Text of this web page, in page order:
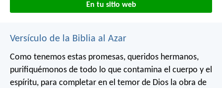
En tu sitio web
Versículo de la Biblia al Azar
Como tenemos estas promesas, queridos hermanos,
purifiquémonos de todo lo que contamina el cuerpo y el
espíritu, para completar en el temor de Dios la obra de